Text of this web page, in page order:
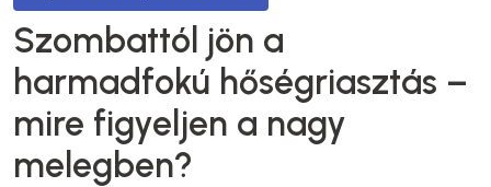
Szombattól jön a
harmadfokú hőségriasztás –
mire figyeljen a nagy
melegben?